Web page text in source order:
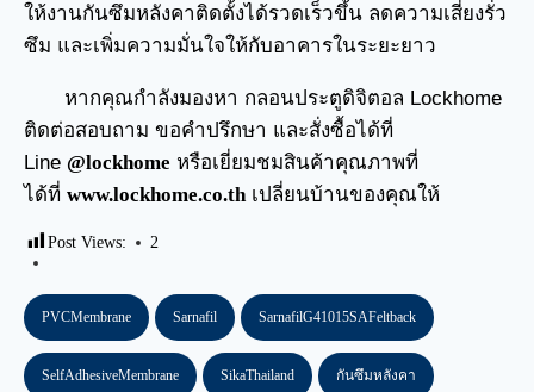
ให้งานกันซึมหลังคาติดตั้งได้รวดเร็วขึ้น ลดความเสี่ยงรั่ว
ซึม และเพิ่มความมั่นใจให้กับอาคารในระยะยาว
หากคุณกำลังมองหา กลอนประตูดิจิตอล Lockhome
ติดต่อสอบถาม ขอคำปรึกษา และสั่งซื้อได้ที่
Line @lockhome หรือเยี่ยมชมสินค้าคุณภาพที่
ได้ที่ www.lockhome.co.th เปลี่ยนบ้านของคุณให้
Post Views: 2
PVCMembrane Sarnafil SarnafilG41015SAFeltback
SelfAdhesiveMembrane SikaThailand กันซึมหลังคา